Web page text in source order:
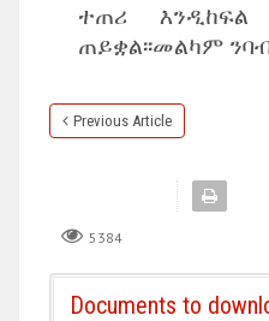
ተጠሪ እንዲከፍል
ጠይቋል፡፡መልካም
Previous Article
5384
Documents to